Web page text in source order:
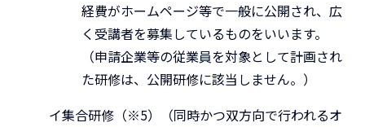
経費がホームページ等で一般に公開され、広
く受講者を募集しているものをいいます。
（申請企業等の従業員を対象として計画され
た研修は、公開研修に該当しません。）
イ集合研修（※5）（同時かつ双方向で行われるオ